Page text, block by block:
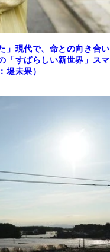
」現代で、命との向き合い
「すばらしい新世界」スマ
堤未果）